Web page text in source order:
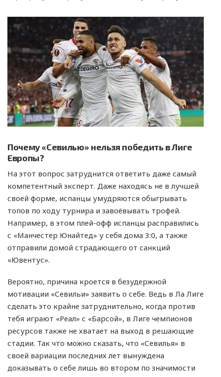
Почему «Севилью» нельзя победить в Лиге
Европы?
На этот вопрос затруднится ответить даже самый
компетентный эксперт. Даже находясь не в лучшей
своей форме, испанцы умудряются обыгрывать
топов по ходу турнира и завоёвывать трофей.
Например, в этом плей-офф испанцы расправились
с «Манчестер Юнайтед» у себя дома 3:0, а также
отправили домой страдающего от санкций
«Ювентус».
Вероятно, причина кроется в безудержной
мотивации «Севильи» заявить о себе. Ведь в Ла Лиге
сделать это крайне затруднительно, когда против
тебя играют «Реал» с «Барсой», в Лиге чемпионов
ресурсов также не хватает на выход в решающие
стадии. Так что можно сказать, что «Севилья» в
своей вариации последних лет вынуждена
доказывать о себе лишь во втором по значимости